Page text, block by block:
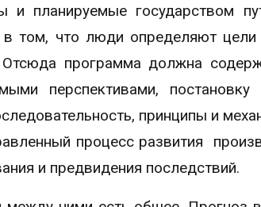
планируемые государством
том, что люди определяют цели
программа должна
перспективами, постановку
принципы и
процесс развития
и предвидения последствий.